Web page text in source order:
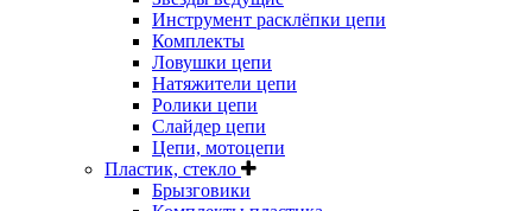
Инструмент расклёпки цепи
Комплекты
Ловушки цепи
Натяжители цепи
Ролики цепи
Слайдер цепи
Цепи, мотоцепи
Пластик, стекло
Брызговики